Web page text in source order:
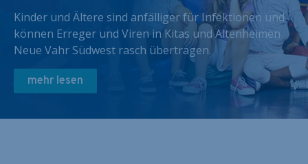
Kinder und Ältere sind anfälliger für Infektionen und
können Erreger und Viren in Kitas und Altenheimen
Neue Vahr Südwest rasch übertragen.
mehr lesen